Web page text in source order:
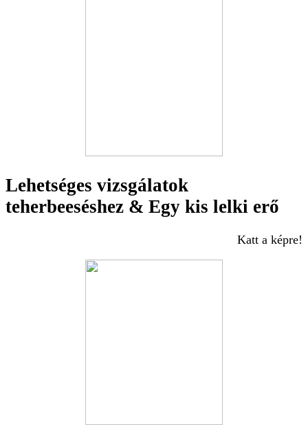
Lehetséges vizsgálatok
teherbeeséshez & Egy kis lelki erő
Katt a képre!